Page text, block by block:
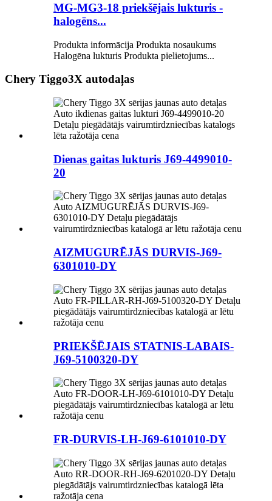
MG-MG3-18 priekšējais lukturis -
halogēns...
Produkta informācija Produkta nosaukums
Halogēna lukturis Produkta pielietojums...
Chery Tiggo3X autodaļas
Dienas gaitas lukturis J69-4499010-
20
AIZMUGURĒJĀS DURVIS-J69-
6301010-DY
PRIEKŠĒJAIS STATNIS-LABAIS-
J69-5100320-DY
FR-DURVIS-LH-J69-6101010-DY